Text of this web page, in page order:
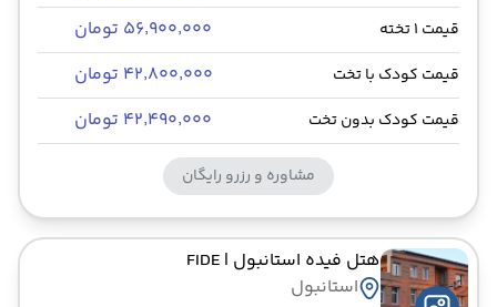
قیمت 1 تخته ۵۶٬۹۰۰٬۰۰۰ تومان
قیمت کودک با تخت ۴۲٬۸۰۰٬۰۰۰ تومان
قیمت کودک بدون تخت ۴۲٬۴۹۰٬۰۰۰ تومان
مشاوره و رزرو رایگان
هتل فیده استانبول | FIDE
استانبول